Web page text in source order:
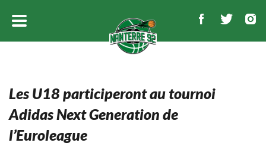
Les U18 participeront au tournoi
Adidas Next Generation de
l’Euroleague